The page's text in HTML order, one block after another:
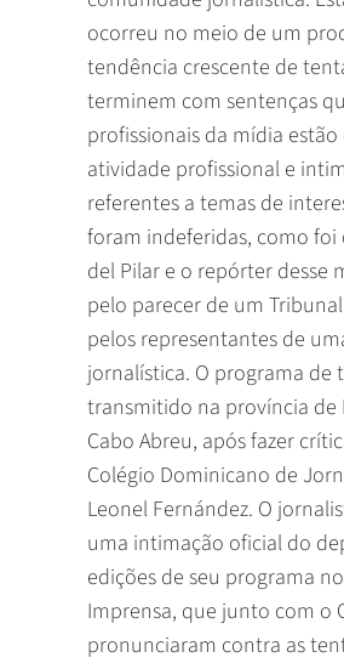
ocorreu no meio de um
tendência crescente de
terminem com sentenças
profissionais da mídia
atividade profissional e
referentes a temas de
foram indeferidas, como foi
del Pilar e o repórter desse
pelo parecer de um
pelos representantes de
jornalística. O programa de
transmitido na província
Cabo Abreu, após fazer
Colégio Dominicano de
Leonel Fernández. O
uma intimação oficial do
edições de seu programa
Imprensa, que junto com o
pronunciaram contra as